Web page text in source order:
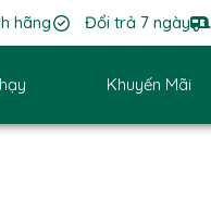
hãng Đổi trả 7 ngày
Khuyến Mãi